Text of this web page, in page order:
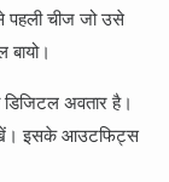
पहली चीज जो उसे
बायो।
अवतार है।
इसके आउटफिट्स